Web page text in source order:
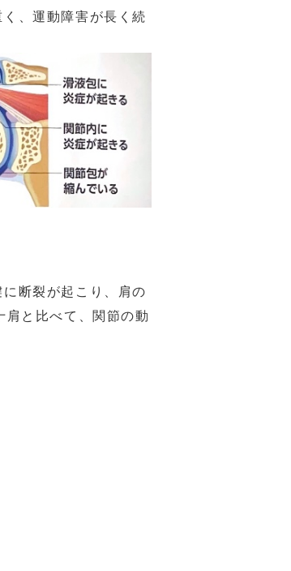
、運動障害が長く続
断裂が起こり、肩の
肩と比べて、関節の動